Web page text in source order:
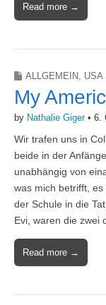
Read more →
ALLGEMEIN USA
My
by Nathalie Giger• 6.
Wir trafen uns in
beide in der
unabhängig von
was mich betrifft,
der Schule in die
Evi, waren die zwei
Read more →